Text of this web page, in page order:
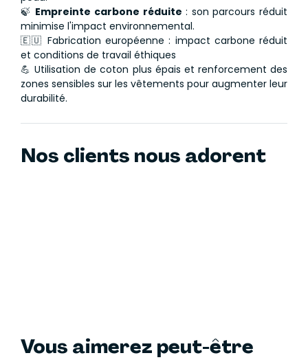
🍃 Empreinte carbone réduite : son parcours réduit
minimise l'impact environnemental.
🇪🇺 Fabrication européenne : impact carbone réduit
et conditions de travail éthiques
💪 Utilisation de coton plus épais et renforcement des
zones sensibles sur les vêtements pour augmenter leur
durabilité.
Nos clients nous adorent
Vous aimerez peut-être